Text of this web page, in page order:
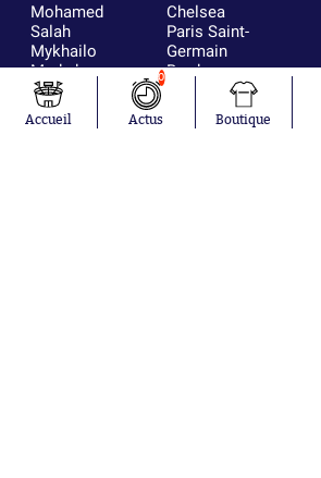
Mohamed
Salah
Mykhailo
Mudryk
Neymar
Khalis Merah
Loïs Openda
Chelsea
Paris Saint-
Germain
Bordeaux
Olympique
lyonnais
FIFA
Accueil
0
Actus Boutique